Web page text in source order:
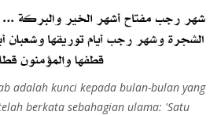
adalah kunci kepada bulan-bulan yang
berkata sebahagian ulama: 'Satu